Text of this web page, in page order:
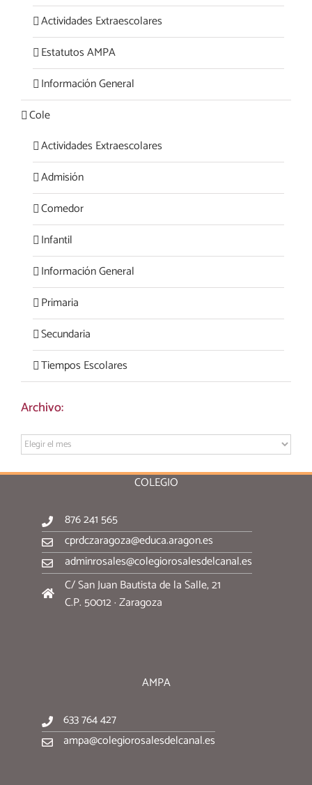
Actividades Extraescolares
Estatutos AMPA
Información General
Cole
Actividades Extraescolares
Admisión
Comedor
Infantil
Información General
Primaria
Secundaria
Tiempos Escolares
Archivo:
Archivo:
COLEGIO
876 241 565
cprdczaragoza@educa.aragon.es
adminrosales@colegiorosalesdelcanal.es
C/ San Juan Bautista de la Salle, 21
C.P. 50012 · Zaragoza
AMPA
633 764 427
ampa@colegiorosalesdelcanal.es